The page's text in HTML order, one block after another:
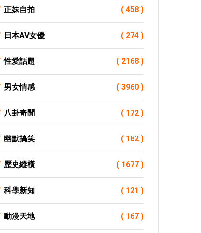
正妹自拍 ( 458 )
日本AV女優 ( 274 )
性愛話題 ( 2168 )
男女情感 ( 3960 )
八卦奇聞 ( 172 )
幽默搞笑 ( 182 )
歷史縱橫 ( 1677 )
科學新知 ( 121 )
動漫天地 ( 167 )